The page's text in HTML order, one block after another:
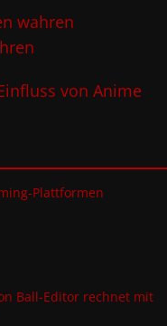
wahren
von Anime
Plattformen
Ball-Editor rechnet mit